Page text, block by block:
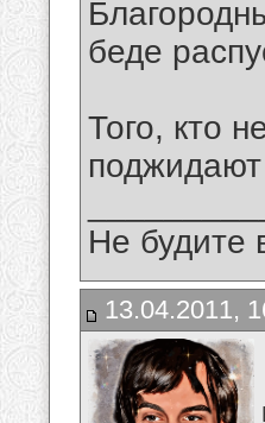
беде
Того, кто
поджидают
Не будите
13.04.2011,